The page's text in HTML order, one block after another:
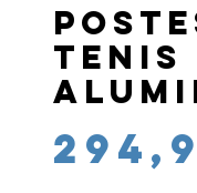
tenis